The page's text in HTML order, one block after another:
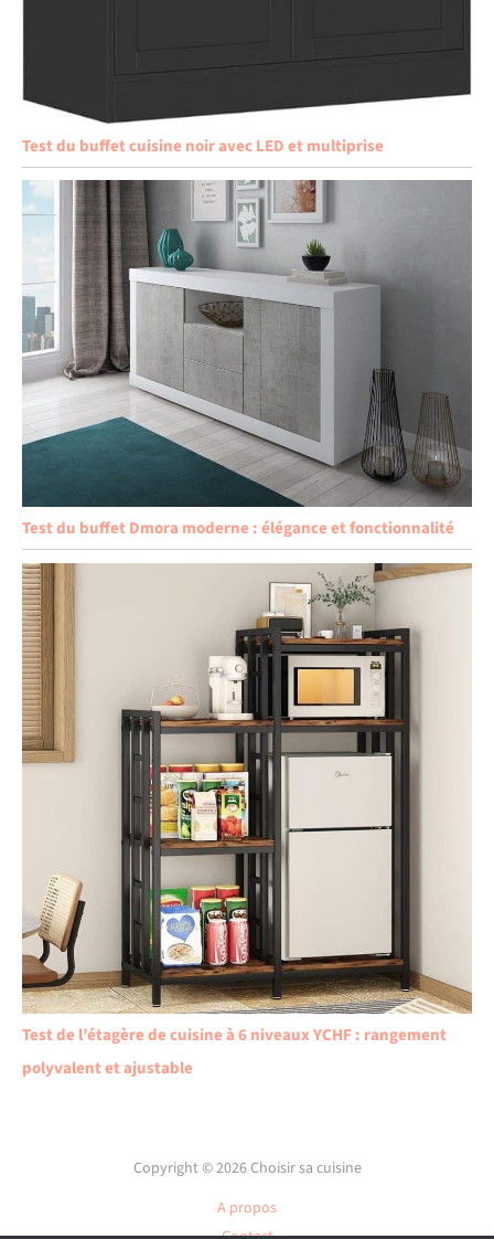
Test du buffet cuisine noir avec LED et multiprise
Test du buffet Dmora moderne : élégance et fonctionnalité
Test de l’étagère de cuisine à 6 niveaux YCHF : rangement
polyvalent et ajustable
Copyright © 2026 Choisir sa cuisine
A propos